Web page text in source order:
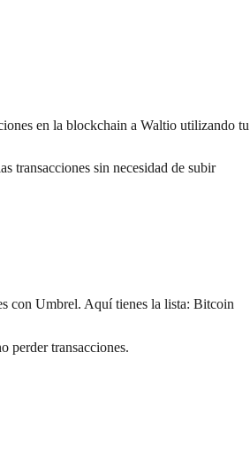
en la blockchain a Waltio utilizando tu
transacciones sin necesidad de subir
con Umbrel. Aquí tienes la lista: Bitcoin
perder transacciones.